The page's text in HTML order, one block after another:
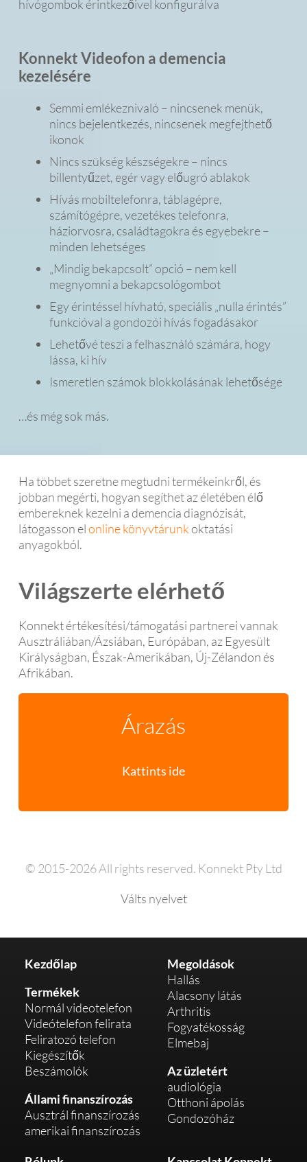
Konnekt Videofon a demencia
kezelésére
Semmi emlékeznivaló – nincsenek menük,
nincs bejelentkezés, nincsenek megfejthető
ikonok
Nincs szükség készségekre – nincs
billentyűzet, egér vagy előugró ablakok
Hívás mobiltelefonra, táblagépre,
számítógépre, vezetékes telefonra,
háziorvosra, családtagokra és egyebekre –
minden lehetséges
„Mindig bekapcsolt” opció – nem kell
megnyomni a bekapcsológombot
Egy érintéssel hívható, speciális „nulla érintés”
funkcióval a gondozói hívás fogadásakor
Lehetővé teszi a felhasználó számára, hogy
lássa, ki hív
Ismeretlen számok blokkolásának lehetősége
…és még sok más.
Ha többet szeretne megtudni termékeinkről, és
jobban megérti, hogyan segíthet az életében élő
embereknek kezelni a demencia diagnózisát,
látogasson elonline könyvtárunkoktatási
anyagokból.
Világszerte elérhető
Konnekt értékesítési/támogatási partnerei vannak
Ausztráliában/Ázsiában, Európában, az Egyesült
Királyságban, Észak-Amerikában, Új-Zélandon és
Afrikában.
Árazás
Kattints ide
© 2015-2026 All rights reserved. Konnekt Pty Ltd
Válts nyelvet
Kezdőlap
Termékek
Normál videotelefon
Videótelefon felirata
Feliratozó telefon
Kiegészítők
Beszámolók
Állami finanszírozás
Ausztrál finanszírozás
amerikai finanszírozás
Megoldások
Hallás
Alacsony látás
Arthritis
Fogyatékosság
Elmebaj
Az üzletért
audiológia
Otthoni ápolás
Gondozóház